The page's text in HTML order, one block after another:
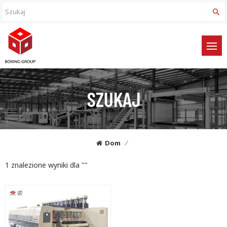
SZUKAJ
Dom /
1 znalezione wyniki dla ""